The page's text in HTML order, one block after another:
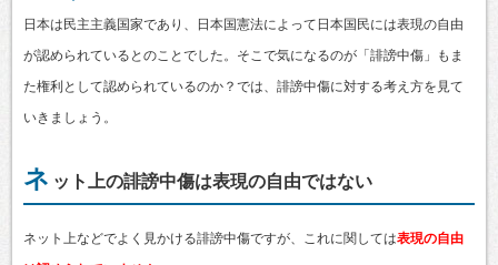
日本は民主主義国家であり、日本国憲法によって日本国民には表現の自由
が認められているとのことでした。そこで気になるのが「誹謗中傷」もま
た権利として認められているのか？では、誹謗中傷に対する考え方を見て
いきましょう。
ネ ット上の誹謗中傷は表現の自由ではない
ネット上などでよく見かける誹謗中傷ですが、これに関しては表現の自由